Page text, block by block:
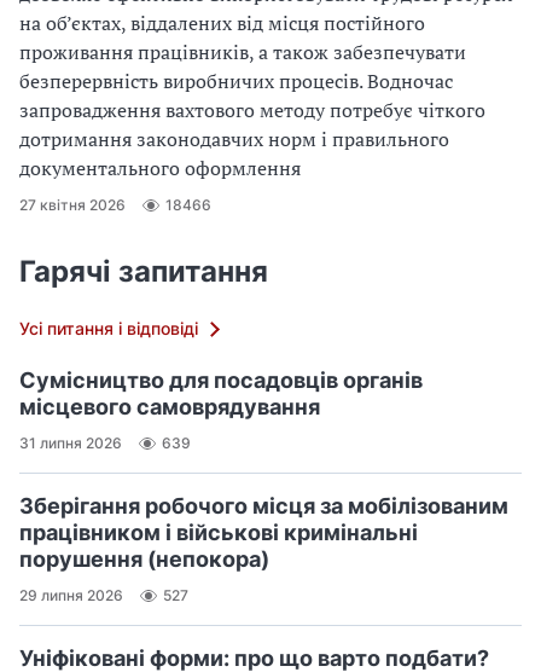
на об’єктах, віддалених від місця постійного
проживання працівників, а також забезпечувати
безперервність виробничих процесів. Водночас
запровадження вахтового методу потребує чіткого
дотримання законодавчих норм і правильного
документального оформлення
27 квітня 2026 18466
Гарячі запитання
Усі питання і відповіді
Сумісництво для посадовців органів
місцевого самоврядування
31 липня 2026 639
Зберігання робочого місця за мобілізованим
працівником і військові кримінальні
порушення (непокора)
29 липня 2026 527
Уніфіковані форми: про що варто подбати?